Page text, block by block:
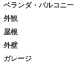
ベランダ・バルコニー
外観
屋根
外壁
ガレージ